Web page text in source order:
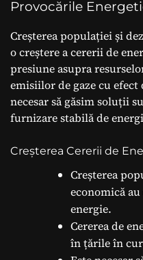
Provocările
Creșterea populației și
o creștere a cererii de
presiune asupra
emisiilor de gaze cu efect
necesar să găsim soluții
furnizare stabilă de
Creșterea Cererii de
Creșterea
economică
energie.
Cererea de
în țările în